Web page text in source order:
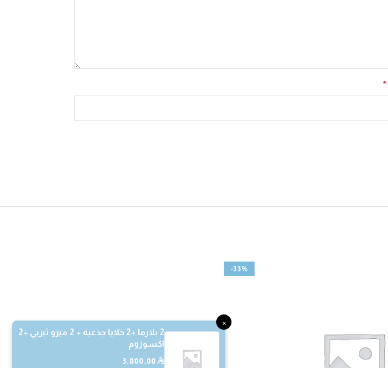
×
2 بلازما +2 خلايا جذعية + 2 ميزو ثيربي +2
اكسوزوم
⃁
*
-33%